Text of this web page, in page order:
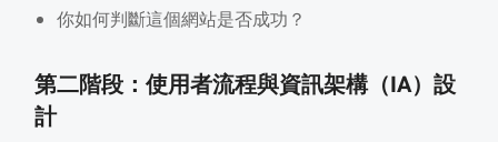
你如何判斷這個網站是否成功？
第二階段：使用者流程與資訊架構（IA）設
計